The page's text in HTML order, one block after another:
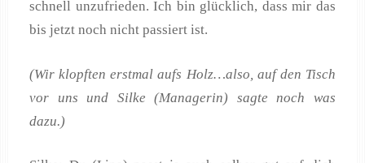
schnell unzufrieden. Ich bin glücklich, dass mir das
bis jetzt noch nicht passiert ist.
(Wir klopften erstmal aufs Holz…also, auf den Tisch
vor uns und Silke (Managerin) sagte noch was
dazu.)